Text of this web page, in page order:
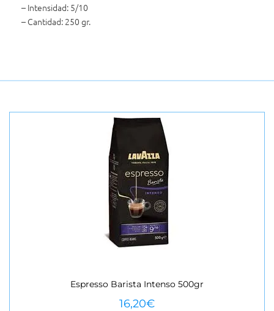
– Intensidad: 5/10
– Cantidad: 250 gr.
VEURE MÉS
Espresso Barista Intenso 500gr
16,20€